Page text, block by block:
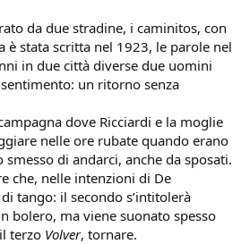
da due stradine, i caminitos, con
è stata scritta nel 1923, le parole nel
in due città diverse due uomini
un ritorno senza
dove Ricciardi e la moglie
nelle ore rubate quando erano
di andarci, anche da sposati.
che, nelle intenzioni di De
tango: il secondo s’intitolerà
bolero, ma viene suonato spesso
terzo Volver, tornare.